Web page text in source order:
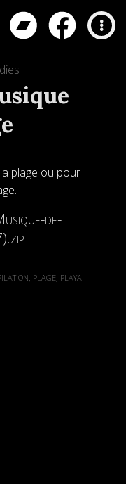
plage ou pour
de-
, plage, playa